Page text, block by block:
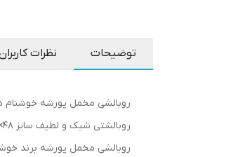
توضیحات نظرات
روبالشی مخمل پورشه خوشنام
روبالشتی شیک و لطیف سایز 48×68
روبالشی مخمل پورشه برند